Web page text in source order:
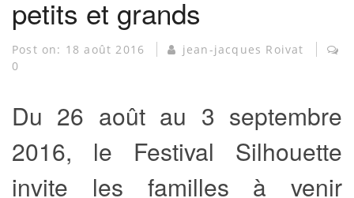
petits et grands
Post on: 18 août 2016
jean-jacques Roivat
0
Du 26 août au 3 septembre
2016, le Festival Silhouette
invite les familles à venir